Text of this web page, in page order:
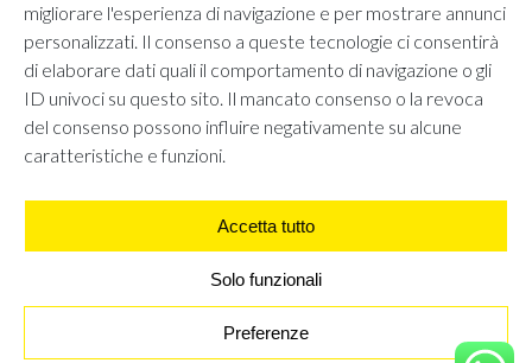
migliorare l'esperienza di navigazione e per mostrare annunci
personalizzati. Il consenso a queste tecnologie ci consentirà
di elaborare dati quali il comportamento di navigazione o gli
ID univoci su questo sito. Il mancato consenso o la revoca
del consenso possono influire negativamente su alcune
caratteristiche e funzioni.
Accetta tutto
Solo funzionali
Preferenze
SCARPE BASSE SLINGBACK - BORDEAUX
0,00
RESI E RIMBORSI
REGOLAMENTO LOYALTY
CONTATTACI
PRIVACY POLICY COOKIE POLICY
UNI GRUPPO S.R.L - Viale Angelo Filippetti 24, 20122 Milano.
All right reserved P.IVA 10405840967